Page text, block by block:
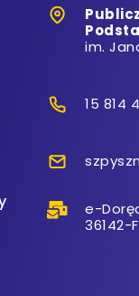
im.
15 814
e-
36142-